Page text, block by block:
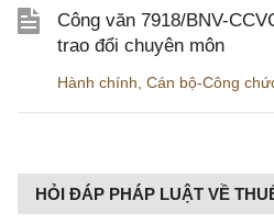
Công văn 7918/BNV-
trao đổi chuyên môn
Hành chính Cán bộ-Công
HỎI ĐÁP PHÁP LUẬT VỀ